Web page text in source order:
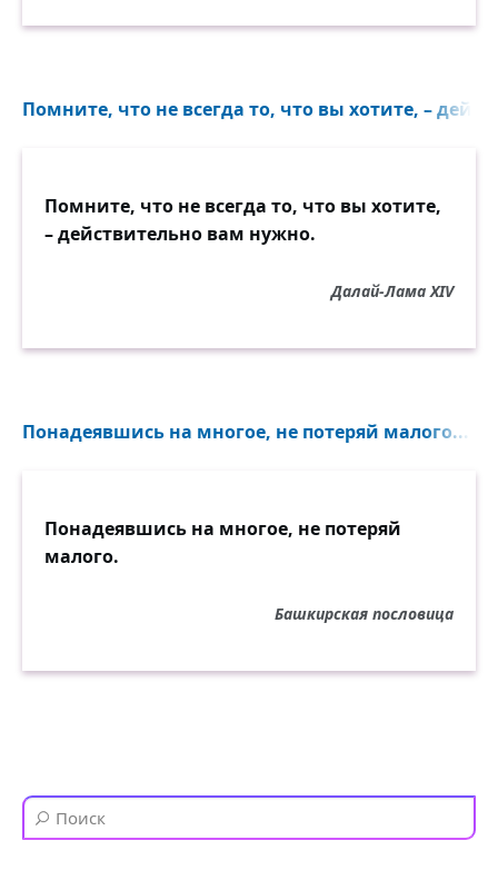
Помните, что не всегда то, что вы хотите, –
Помните, что не всегда то, что вы хотите,
– действительно вам нужно.
Далай-Лама XIV
Понадеявшись на многое, не потеряй малого...
Понадеявшись на многое, не потеряй
малого.
Башкирская пословица